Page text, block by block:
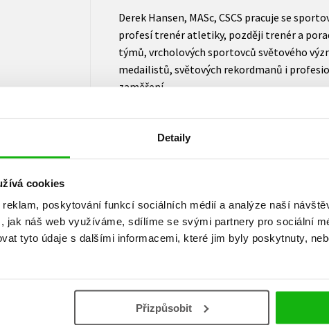
Detaily
cookies
reklam, poskytování funkcí sociálních médií a analýze naší
jak náš web využíváme, sdílíme se svými partnery pro sociální
tyto údaje s dalšími informacemi, které jim byly poskytnuty,
Přizpůsobit
Derek Hansen, MASc, CSCS pracuje se
profesí trenér atletiky, později trenér a
týmů, vrcholových sportovců světového
medailistů, světových rekordmanů i
zaměření.
klubu New York Giants po více než 25
https://www.albatrosmedia.cz/hledani/?